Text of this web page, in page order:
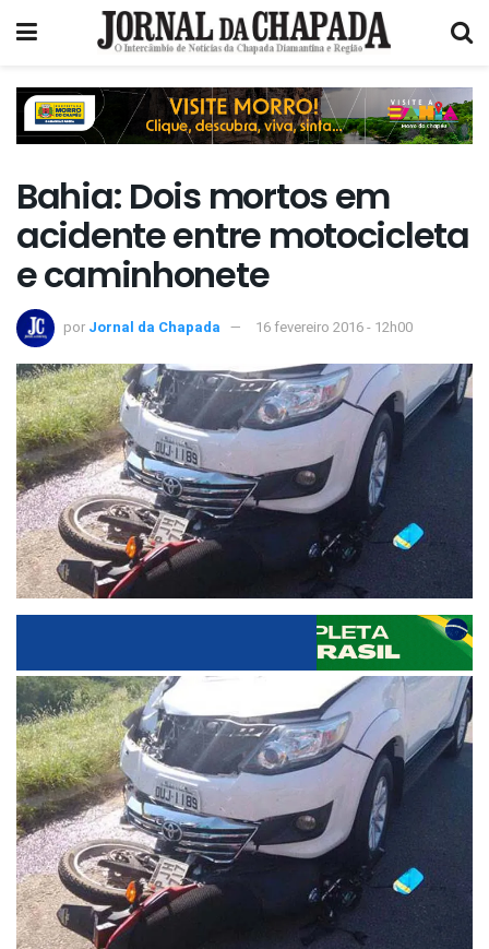
Bahia: Dois mortos em
acidente entre motocicleta
e caminhonete
por Jornal da Chapada 16 fevereiro 2016 - 12h00